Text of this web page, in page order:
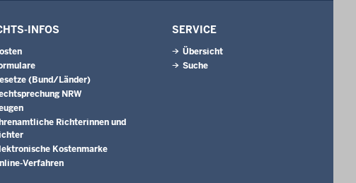
INFOS
(Bund/Länder)
NRW
Richterinnen und
Kostenmarke
Verfahren
SERVICE
Übersicht
Suche